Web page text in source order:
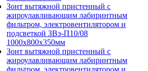
Зонт вытяжной пристенный с
жироулавливающим лабиринтным
фильтром, электровентилятором и
подсветкой ЗВэ-П10/08
1000х800х350мм
Зонт вытяжной пристенный с
жироулавливающим лабиринтным
фильтром, электровентилятором и